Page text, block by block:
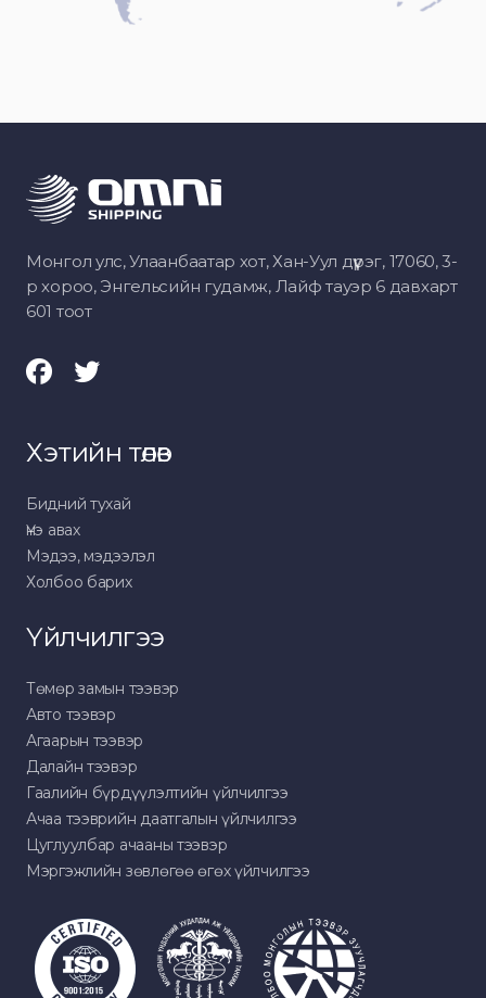
Монгол улс, Улаанбаатар хот, Хан-Уул дүүрэг, 17060, 3-
р хороо, Энгельсийн гудамж, Лайф тауэр 6 давхарт
601 тоот
Хэтийн төлөв
Бидний тухай
Үнэ авах
Мэдээ, мэдээлэл
Холбоо барих
Үйлчилгээ
Төмөр замын тээвэр
Авто тээвэр
Агаарын тээвэр
Далайн тээвэр
Гаалийн бүрдүүлэлтийн үйлчилгээ
Ачаа тээврийн даатгалын үйлчилгээ
Цуглуулбар ачааны тээвэр
Мэргэжлийн зөвлөгөө өгөх үйлчилгээ